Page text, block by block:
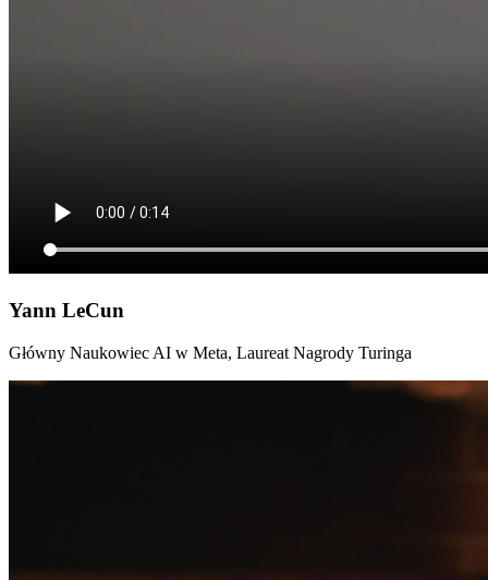
Yann LeCun
Główny Naukowiec AI w Meta, Laureat Nagrody Turinga